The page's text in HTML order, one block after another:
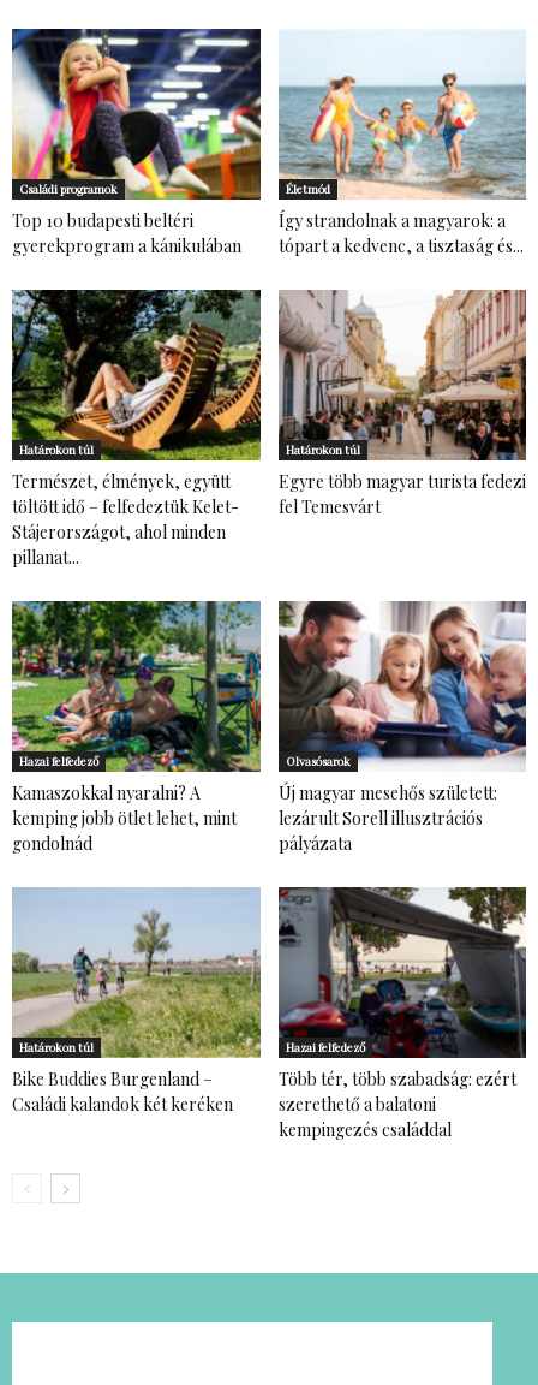
Családi programok
Top 10 budapesti beltéri
gyerekprogram a kánikulában
Életmód
Így strandolnak a magyarok: a
tópart a kedvenc, a tisztaság és...
Határokon túl
Természet, élmények, együtt
töltött idő – felfedeztük Kelet-
Stájerországot, ahol minden
pillanat...
Határokon túl
Egyre több magyar turista fedezi
fel Temesvárt
Hazai felfedező
Kamaszokkal nyaralni? A
kemping jobb ötlet lehet, mint
gondolnád
Olvasósarok
Új magyar mesehős született:
lezárult Sorell illusztrációs
pályázata
Határokon túl
Bike Buddies Burgenland –
Családi kalandok két keréken
Hazai felfedező
Több tér, több szabadság: ezért
szerethető a balatoni
kempingezés családdal